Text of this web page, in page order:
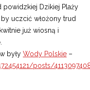
Dzikiej Plaży
uczcić włożony trud
już wiosną i
były Wody Polskie –
posts/